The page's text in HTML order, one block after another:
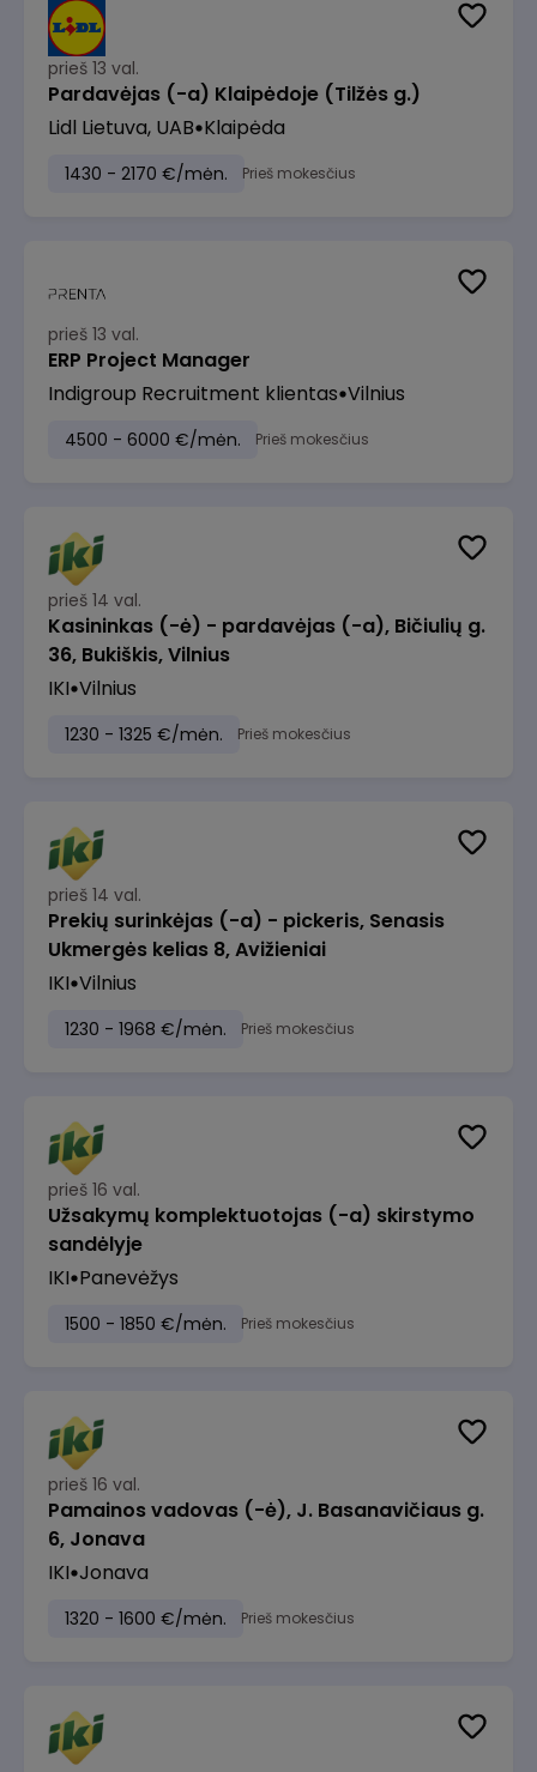
prieš 13 val.
Pardavėjas (-a) Klaipėdoje (Tilžės g.)
Lidl Lietuva, UAB Klaipėda
1430 - 2170 €/mėn. Prieš mokesčius
prieš 13 val.
ERP Project Manager
Indigroup Recruitment klientas Vilnius
4500 - 6000 €/mėn. Prieš mokesčius
prieš 14 val.
Kasininkas (-ė) - pardavėjas (-a), Bičiulių g.
36, Bukiškis, Vilnius
IKI Vilnius
1230 - 1325 €/mėn. Prieš mokesčius
prieš 14 val.
Prekių surinkėjas (-a) - pickeris, Senasis
Ukmergės kelias 8, Avižieniai
IKI Vilnius
1230 - 1968 €/mėn. Prieš mokesčius
prieš 16 val.
Užsakymų komplektuotojas (-a) skirstymo
sandėlyje
IKI Panevėžys
1500 - 1850 €/mėn. Prieš mokesčius
prieš 16 val.
Pamainos vadovas (-ė), J. Basanavičiaus g.
6, Jonava
IKI Jonava
1320 - 1600 €/mėn. Prieš mokesčius